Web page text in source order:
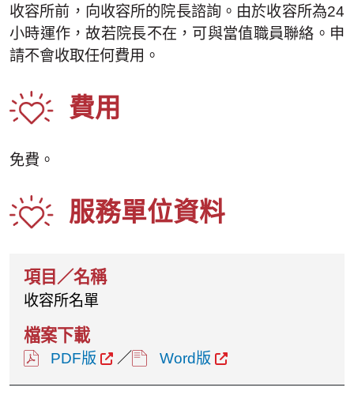
收容所前，向收容所的院長諮詢。由於收容所為24
小時運作，故若院長不在，可與當值職員聯絡。申
請不會收取任何費用。
費用
免費。
服務單位資料
收容所名單
PDF版 ／ Word版